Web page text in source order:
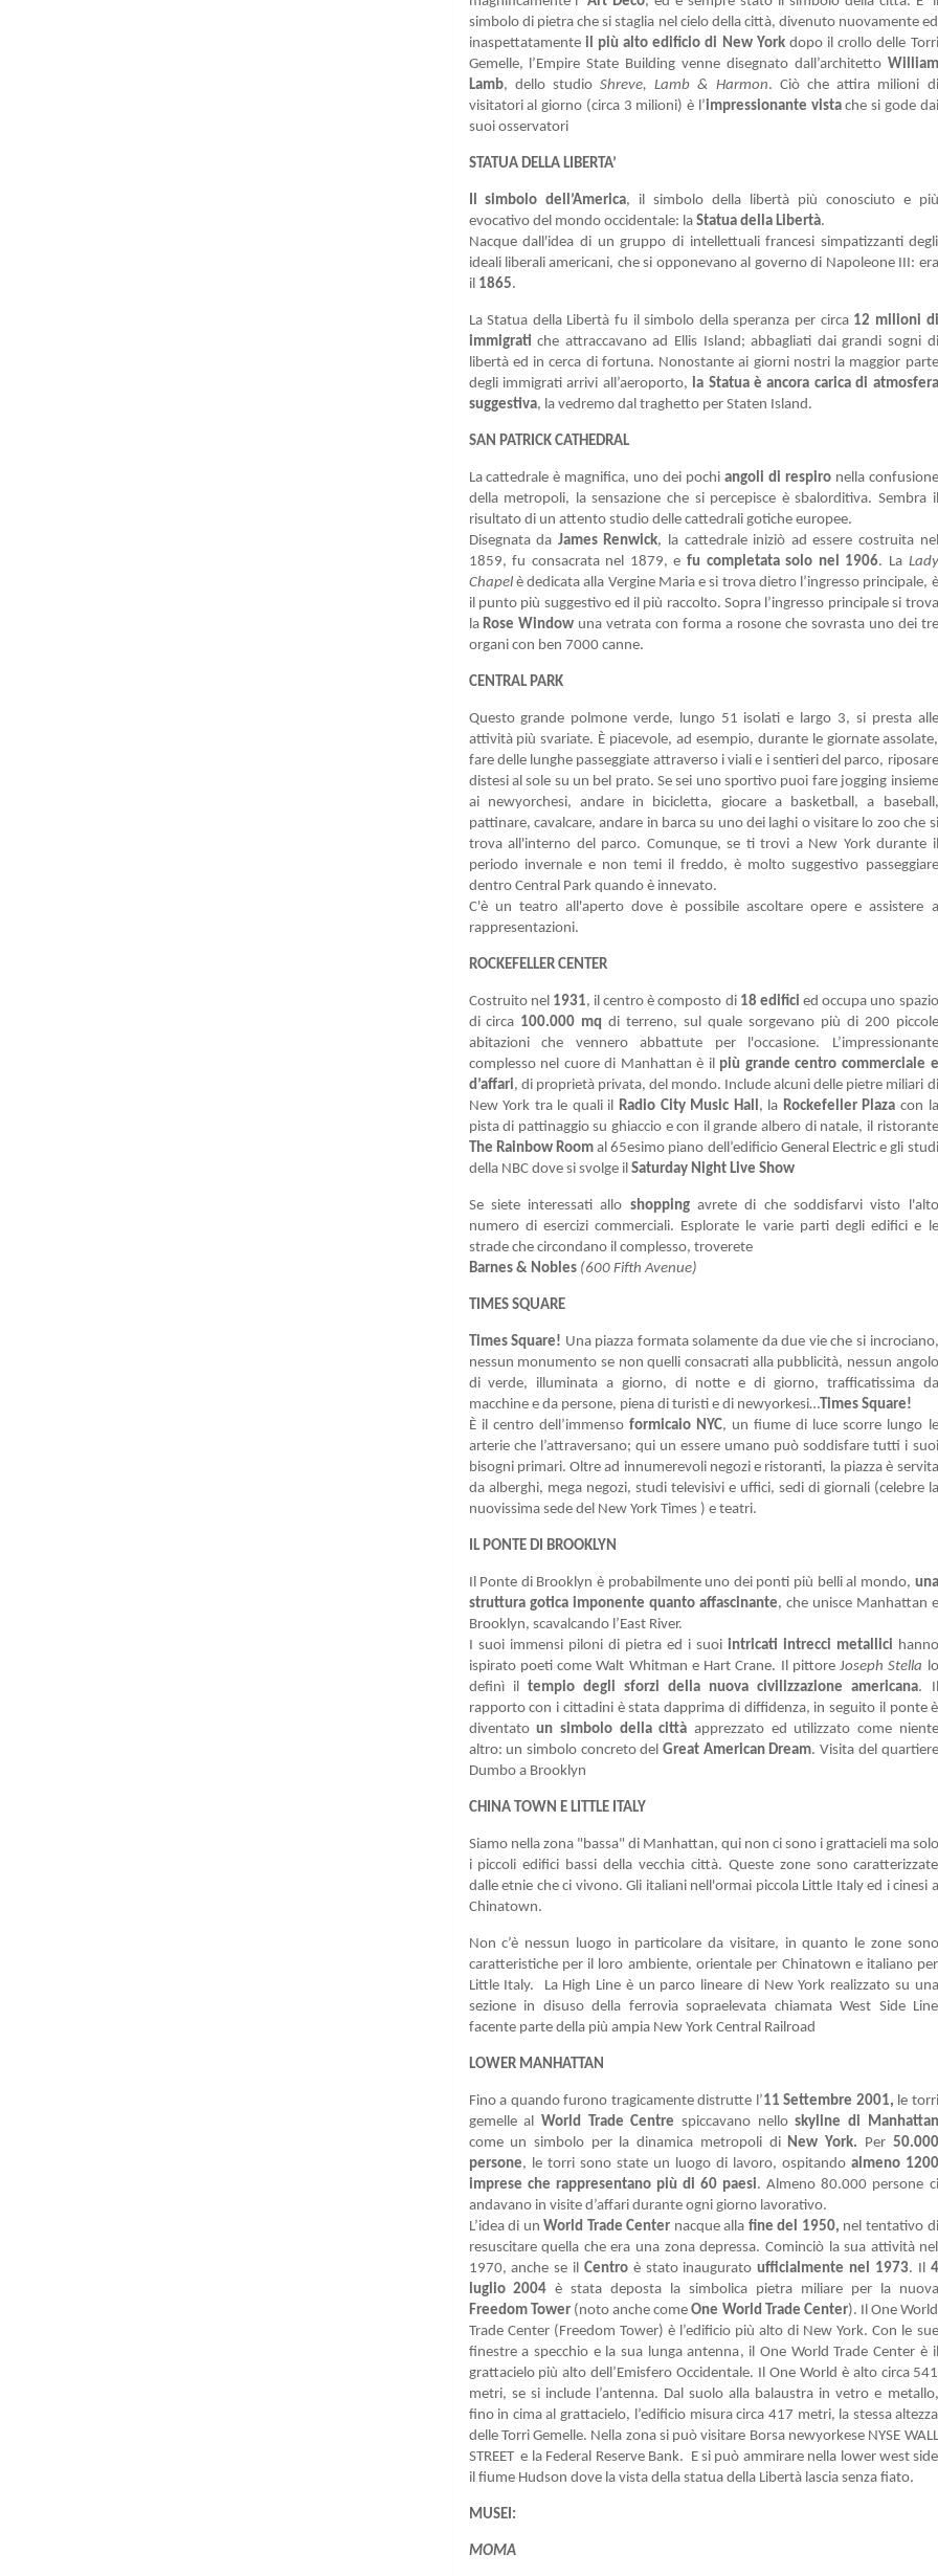
simbolo di pietra che si staglia nel cielo della città, divenuto nuovamente ed
inaspettatamente il più alto edificio di New Yorkdopo il crollo delle Torri
Gemelle, l’Empire State Building venne disegnato dall’architetto William
Lamb, dello studioShreve, Lamb & Harmon. Ciò che attira milioni di
visitatori al giorno (circa 3 milioni) è l’impressionante vistache si gode dai
suoi osservatori
STATUA DELLA LIBERTA’
Il simbolo dell’America, il simbolo della libertà più conosciuto e più
evocativo del mondo occidentale: la Statua della Libertà.
Nacque dall'idea di un gruppo di intellettuali francesi simpatizzanti degli
ideali liberali americani, che si opponevano al governo di Napoleone III: era
il1865.
La Statua della Libertà fu il simbolo della speranza per circa 12 milioni di
immigrati che attraccavano ad Ellis Island; abbagliati dai grandi sogni di
libertà ed in cerca di fortuna. Nonostante ai giorni nostri la maggior parte
degli immigrati arrivi all’aeroporto, la Statua è ancora carica di atmosfera
suggestiva, la vedremo dal traghetto per Staten Island.
SAN PATRICK CATHEDRAL
La cattedrale è magnifica, uno dei pochi angoli di respironella confusione
della metropoli, la sensazione che si percepisce è sbalorditiva. Sembra il
risultato di un attento studio delle cattedrali gotiche europee.
Disegnata da James Renwick, la cattedrale iniziò ad essere costruita nel
1859, fu consacrata nel 1879, e fu completata solo nel 1906. La Lady
Chapelè dedicata alla Vergine Maria e si trova dietro l’ingresso principale, è
il punto più suggestivo ed il più raccolto. Sopra l’ingresso principale si trova
la Rose Window una vetrata con forma a rosone che sovrasta uno dei tre
organi con ben 7000 canne.
CENTRAL PARK
Questo grande polmone verde, lungo 51 isolati e largo 3, si presta alle
attività più svariate. È piacevole, ad esempio, durante le giornate assolate,
fare delle lunghe passeggiate attraverso i viali e i sentieri del parco, riposare
distesi al sole su un bel prato. Se sei uno sportivo puoi fare jogging insieme
ai newyorchesi, andare in bicicletta, giocare a basketball, a baseball,
pattinare, cavalcare, andare in barca su uno dei laghi o visitare lo zoo che si
trova all'interno del parco. Comunque, se ti trovi a New York durante il
periodo invernale e non temi il freddo, è molto suggestivo passeggiare
dentro Central Park quando è innevato.
C'è un teatro all'aperto dove è possibile ascoltare opere e assistere a
rappresentazioni.
ROCKEFELLER CENTER
Costruito nel 1931, il centro è composto di 18 edifici ed occupa uno spazio
di circa 100.000 mq di terreno, sul quale sorgevano più di 200 piccole
abitazioni che vennero abbattute per l'occasione. L’impressionante
complesso nel cuore di Manhattan è il più grande centro commerciale e
d’affari, di proprietà privata, del mondo. Include alcuni delle pietre miliari di
New York tra le quali il Radio City Music Hall, la Rockefeller Plaza con la
pista di pattinaggio su ghiaccio e con il grande albero di natale, il ristorante
The Rainbow Roomal 65esimo piano dell’edificio General Electric e gli studi
della NBC dove si svolge il Saturday Night Live Show
Se siete interessati allo shoppingavrete di che soddisfarvi visto l'alto
numero di esercizi commerciali. Esplorate le varie parti degli edifici e le
strade che circondano il complesso, troverete
Barnes & Nobles (600 Fifth Avenue)
TIMES SQUARE
Times Square! Una piazza formata solamente da due vie che si incrociano,
nessun monumento se non quelli consacrati alla pubblicità, nessun angolo
di verde, illuminata a giorno, di notte e di giorno, trafficatissima da
macchine e da persone, piena di turisti e di newyorkesi…Times Square!
È il centro dell’immenso formicaio NYC, un fiume di luce scorre lungo le
arterie che l’attraversano; qui un essere umano può soddisfare tutti i suoi
bisogni primari. Oltre ad innumerevoli negozi e ristoranti, la piazza è servita
da alberghi, mega negozi, studi televisivi e uffici, sedi di giornali (celebre la
nuovissima sede del New York Times ) e teatri.
IL PONTE DI BROOKLYN
Il Ponte di Brooklyn è probabilmente uno dei ponti più belli al mondo, una
struttura gotica imponente quanto affascinante, che unisce Manhattan e
Brooklyn, scavalcando l’East River.
I suoi immensi piloni di pietra ed i suoi intricati intrecci metallici hanno
ispirato poeti come Walt Whitman e Hart Crane. Il pittore Joseph Stella lo
definì il tempio degli sforzi della nuova civilizzazione americana. Il
rapporto con i cittadini è stata dapprima di diffidenza, in seguito il ponte è
diventatoun simbolo della città apprezzato ed utilizzato come niente
altro: un simbolo concreto del Great American Dream. Visita del quartiere
Dumbo a Brooklyn
CHINA TOWN E LITTLE ITALY
Siamo nella zona "bassa" di Manhattan, qui non ci sono i grattacieli ma solo
i piccoli edifici bassi della vecchia città. Queste zone sono caratterizzate
dalle etnie che ci vivono. Gli italiani nell'ormai piccola Little Italy ed i cinesi a
Chinatown.
Non c’è nessun luogo in particolare da visitare, in quanto le zone sono
caratteristiche per il loro ambiente, orientale per Chinatown e italiano per
Little Italy. La High Line è un parco lineare di New York realizzato su una
sezione in disuso della ferrovia sopraelevata chiamata West Side Line
facente parte della più ampia New York Central Railroad
LOWER MANHATTAN
Fino a quando furono tragicamente distrutte l’11 Settembre 2001, le torri
gemelle al World Trade Centre spiccavano nelloskyline di Manhattan
come un simbolo per la dinamica metropoli diNew York. Per 50.000
persone, le torri sono state un luogo di lavoro, ospitando almeno 1200
imprese che rappresentano più di 60 paesi. Almeno 80.000 persone ci
andavano in visite d’affari durante ogni giorno lavorativo.
L’idea di un World Trade Center nacque alla fine del 1950, nel tentativo di
resuscitare quella che era una zona depressa. Cominciò la sua attività nel
1970, anche se il Centroè stato inauguratoufficialmente nel 1973. Il4
luglio 2004 è stata deposta la simbolica pietra miliare per la nuova
Freedom Tower(noto anche comeOne World Trade Center). Il One World
Trade Center (Freedom Tower) è l’edificio più alto di New York. Con le sue
finestre a specchio e la sua lunga antenna, il One World Trade Center è il
grattacielo più alto dell’Emisfero Occidentale. Il One World è alto circa 541
metri, se si include l’antenna. Dal suolo alla balaustra in vetro e metallo,
fino in cima al grattacielo, l’edificio misura circa 417 metri, la stessa altezza
delle Torri Gemelle. Nella zona si può visitare Borsa newyorkese NYSE WALL
STREET e la Federal Reserve Bank. E si può ammirare nella lower west side
il fiume Hudson dove la vista della statua della Libertà lascia senza fiato.
MUSEI:
MOMA